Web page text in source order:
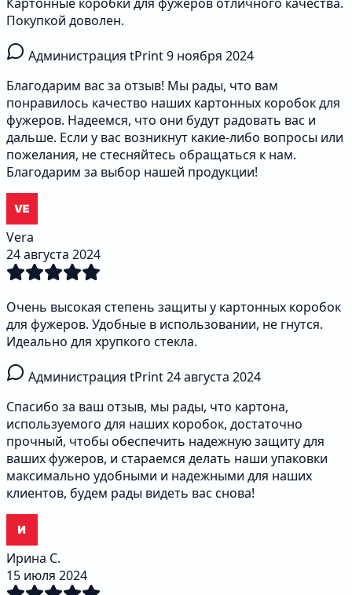
Покупкой доволен.
Администрация tPrint9 ноября 2024
Благодарим вас за отзыв! Мы рады, что вам
понравилось качество наших картонных коробок для
фужеров. Надеемся, что они будут радовать вас и
дальше. Если у вас возникнут какие-либо вопросы или
пожелания, не стесняйтесь обращаться к нам.
Благодарим за выбор нашей продукции!
Vera
24 августа 2024
Очень высокая степень защиты у картонных коробок
для фужеров. Удобные в использовании, не гнутся.
Идеально для хрупкого стекла.
Администрация tPrint24 августа 2024
Спасибо за ваш отзыв, мы рады, что картона,
используемого для наших коробок, достаточно
прочный, чтобы обеспечить надежную защиту для
ваших фужеров, и стараемся делать наши упаковки
максимально удобными и надежными для наших
клиентов, будем рады видеть вас снова!
Ирина С.
15 июля 2024